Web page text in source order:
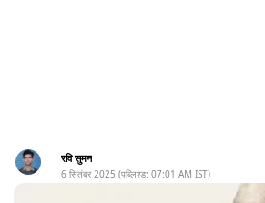
रवि सुमन
6 सितंबर 2025 (पब्लिश्ड: 07:01 AM IST)